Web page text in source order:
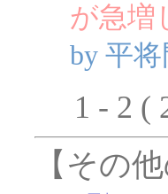
が急増
by 平
1 - 2 (
【その